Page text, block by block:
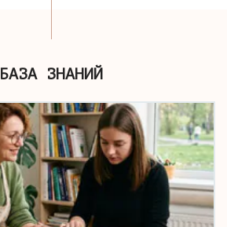
БАЗА ЗНАНИЙ